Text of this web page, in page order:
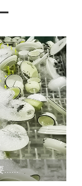
......